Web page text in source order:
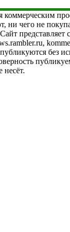
коммерческим
ни чего не
представляет
без
несёт.